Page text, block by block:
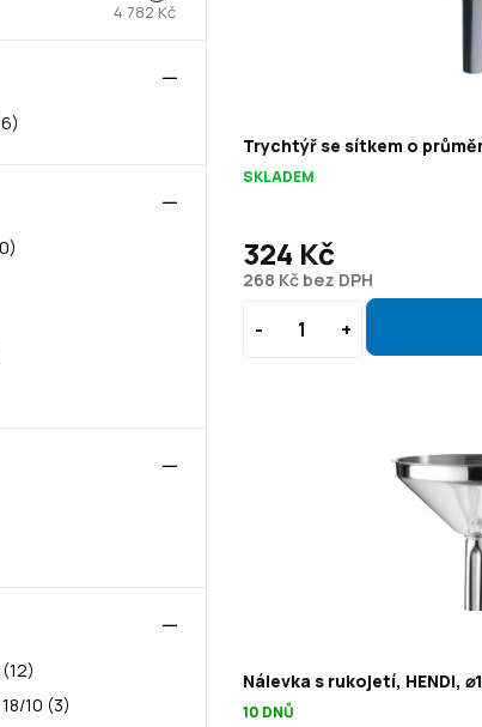
4 782 Kč
10 (3)
Trychtýř se sítkem o
SKLADEM
268 Kč bez DPH
324 Kč
Nálevka s rukojetí, HENDI,
10 DNŮ